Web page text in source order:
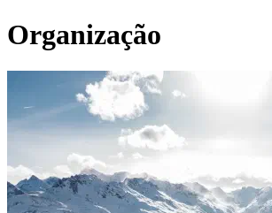
Organização